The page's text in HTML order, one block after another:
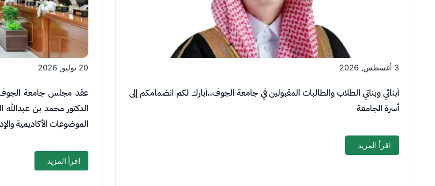
3 أغسطس, 2026
أبنائي وبناتي الطلاب والطالبات المقبولين في جامعة الجوف..أبارك لكم انضمامكم إلى
أسرة الجامعة
اقرأ المزيد
20 يوليو, 2026
عقد مجلس جامعة الجوف
الدكتور محمد بن
الموضوعات الأكاديمية
اقرأ المزيد